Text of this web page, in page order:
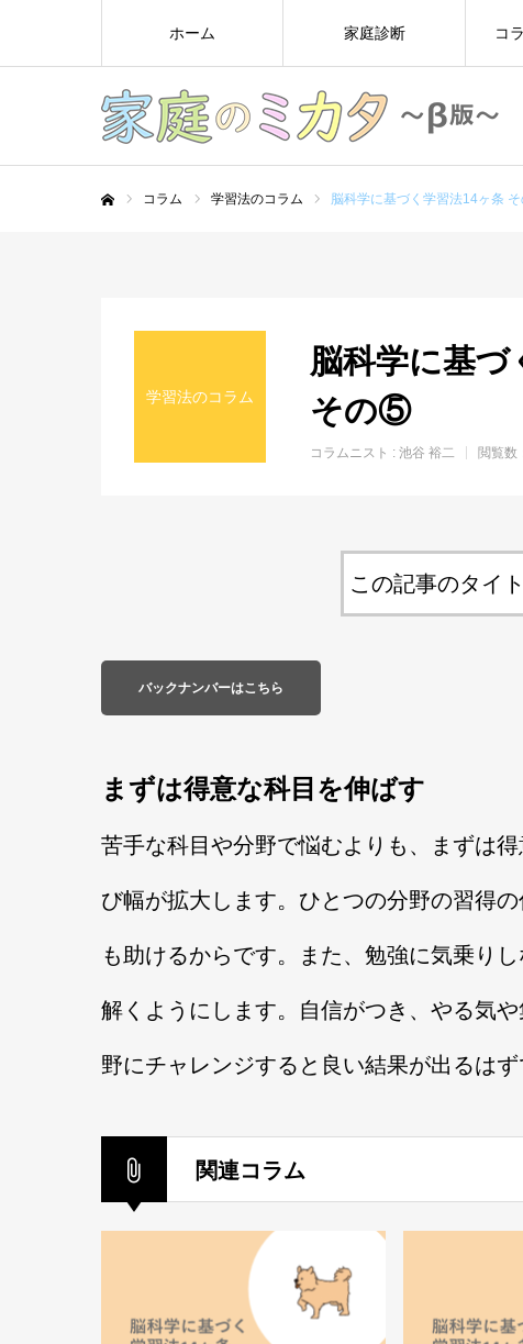
ホーム 家庭診断 コ
コラム 学習法のコラム 脳科学に基づく学習法14ヶ条
学習法のコラム
脳科学に基づ
その⑤
コラムニスト : 池谷 裕二 閲覧数
この記事のタイ
バックナンバーはこちら
まずは得意な科目を伸ばす
苦手な科目や分野で悩むよりも、まずは
び幅が拡大します。ひとつの分野の習得
も助けるからです。また、勉強に気乗り
解くようにします。自信がつき、やる気
野にチャレンジすると良い結果が出るはず
関連コラム